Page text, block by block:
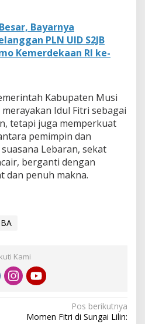
Bayarnya
PLN UID S2JB
Kemerdekaan RI ke-
Kabupaten Musi
Idul Fitri sebagai
tetapi juga memperkuat
pemimpin dan
Lebaran, sekat
berganti dengan
dan penuh makna.
Kami
Pos berikutnya
Momen Fitri di Sungai Lilin: